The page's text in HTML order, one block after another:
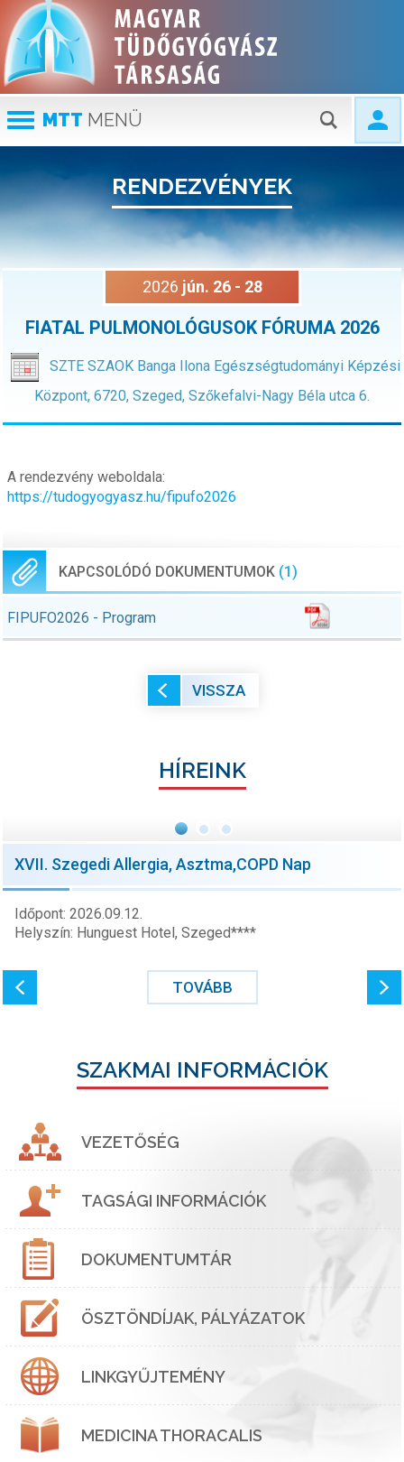
MTT MENÜ
RENDEZVÉNYEK
2026 jún. 26 - 28
FIATAL PULMONOLÓGUSOK FÓRUMA 2026
SZTE SZAOK Banga Ilona Egészségtudományi Képzési
Központ, 6720, Szeged, Szőkefalvi-Nagy Béla utca 6.
A rendezvény weboldala:
https://tudogyogyasz.hu/fipufo2026
KAPCSOLÓDÓ DOKUMENTUMOK (1)
FIPUFO2026 - Program
VISSZA
HÍREINK
XVII. Szegedi Allergia, Asztma,COPD Nap
Időpont: 2026.09.12.
Helyszín: Hunguest Hotel, Szeged****
TOVÁBB
SZAKMAI INFORMÁCIÓK
VEZETŐSÉG
TAGSÁGI INFORMÁCIÓK
DOKUMENTUMTÁR
ÖSZTÖNDÍJAK, PÁLYÁZATOK
LINKGYŰJTEMÉNY
MEDICINA THORACALIS